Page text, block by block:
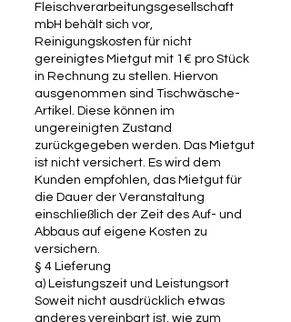
Fleischverarbeitungsgesellschaft
mbH behält sich vor,
Reinigungskosten für nicht
gereinigtes Mietgut mit 1€ pro Stück
in Rechnung zu stellen. Hiervon
ausgenommen sind Tischwäsche-
Artikel. Diese können im
ungereinigten Zustand
zurückgegeben werden. Das Mietgut
ist nicht versichert. Es wird dem
Kunden empfohlen, das Mietgut für
die Dauer der Veranstaltung
einschließlich der Zeit des Auf- und
Abbaus auf eigene Kosten zu
versichern.
§ 4 Lieferung
a) Leistungszeit und Leistungsort
Soweit nicht ausdrücklich etwas
anderes vereinbart ist, wie zum